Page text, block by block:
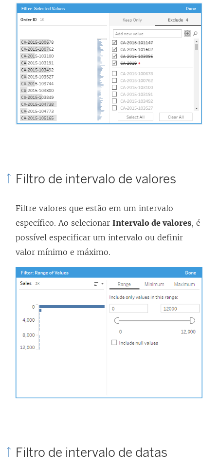
Filtro de intervalo de valores
Filtre valores que estão em um intervalo
específico. Ao selecionar Intervalo de valores, é
possível especificar um intervalo ou definir
valor mínimo e máximo.
Filtro de intervalo de datas